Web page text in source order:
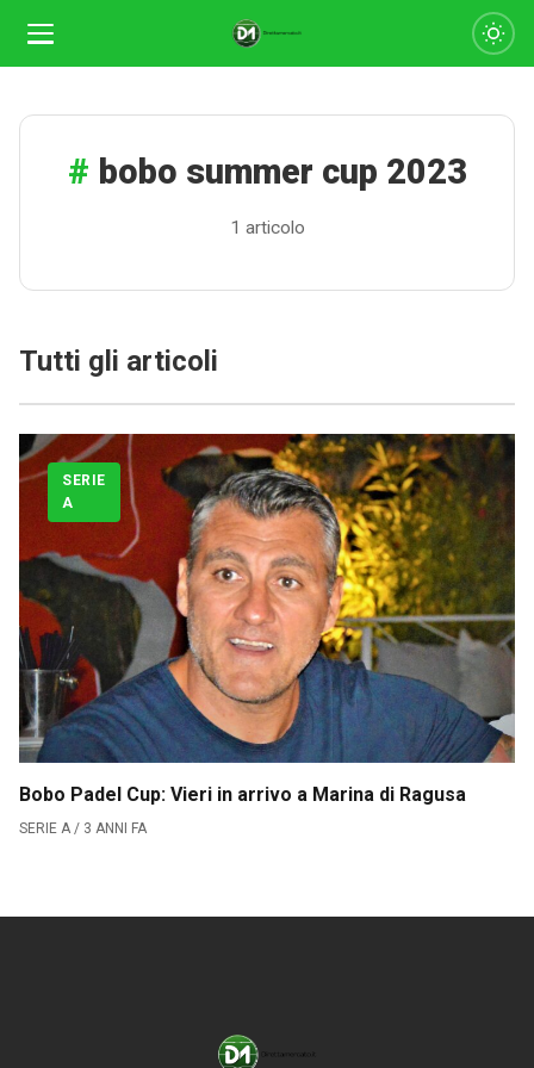
Calciomercato
CLASSIFICA
Serie B
CLASSIFICA SERIE B
Contatti
Collabora con noi
bobo summer cup 2023
1 articolo
Tutti gli articoli
SERIE
A
Bobo Padel Cup: Vieri in arrivo a Marina di Ragusa
SERIE A / 3 ANNI FA